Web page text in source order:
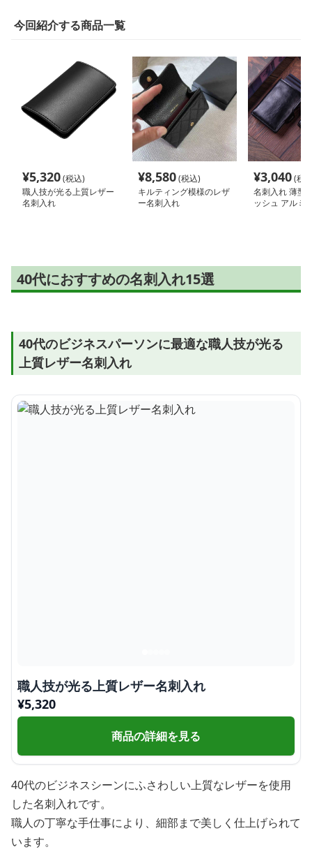
今回紹介する商品一覧
¥5,320(税込)
職人技が光る上質レザー
名刺入れ
¥8,580(税込)
キルティング模様のレザ
ー名刺入れ
¥3,040(税
名刺入れ 薄型
ッシュ アルミ
40代におすすめの名刺入れ15選
40代のビジネスパーソンに最適な職人技が光る
上質レザー名刺入れ
職人技が光る上質レザー名刺入れ
¥5,320
商品の詳細を見る
40代のビジネスシーンにふさわしい上質なレザーを使用
した名刺入れです。
職人の丁寧な手仕事により、細部まで美しく仕上げられて
います。